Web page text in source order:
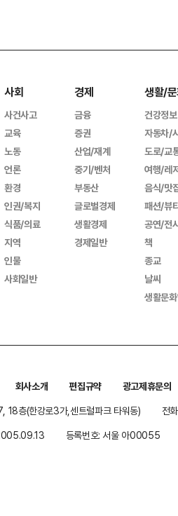
사회
사건사고
교육
노동
언론
환경
인권/복지
식품/의료
지역
인물
사회일반
경제
금융
증권
산업/재계
중기/벤처
부동산
글로벌경제
생활경제
경제일반
생활/
건강정보
자동차/
도로/교
여행/레
음식/맛
패션/뷰
공연/전
책
종교
날씨
생활문
회사소개 편집규약
광고제휴문의
18층(한강로3가,센트럴파크 타워동)
전
등록번호: 서울 아00055